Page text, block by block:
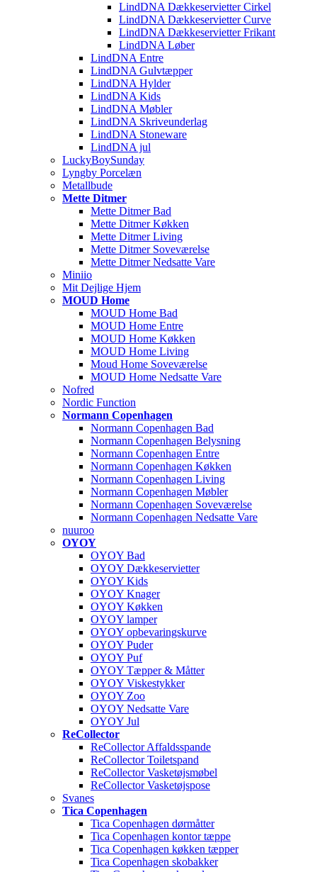
LindDNA Dækkeservietter Cirkel
LindDNA Dækkeservietter Curve
LindDNA Dækkeservietter Frikant
LindDNA Løber
LindDNA Entre
LindDNA Gulvtæpper
LindDNA Hylder
LindDNA Kids
LindDNA Møbler
LindDNA Skriveunderlag
LindDNA Stoneware
LindDNA jul
LuckyBoySunday
Lyngby Porcelæn
Metallbude
Mette Ditmer
Mette Ditmer Bad
Mette Ditmer Køkken
Mette Ditmer Living
Mette Ditmer Soveværelse
Mette Ditmer Nedsatte Vare
Miniio
Mit Dejlige Hjem
MOUD Home
MOUD Home Bad
MOUD Home Entre
MOUD Home Køkken
MOUD Home Living
Moud Home Soveværelse
MOUD Home Nedsatte Vare
Nofred
Nordic Function
Normann Copenhagen
Normann Copenhagen Bad
Normann Copenhagen Belysning
Normann Copenhagen Entre
Normann Copenhagen Køkken
Normann Copenhagen Living
Normann Copenhagen Møbler
Normann Copenhagen Soveværelse
Normann Copenhagen Nedsatte Vare
nuuroo
OYOY
OYOY Bad
OYOY Dækkeservietter
OYOY Kids
OYOY Knager
OYOY Køkken
OYOY lamper
OYOY opbevaringskurve
OYOY Puder
OYOY Puf
OYOY Tæpper & Måtter
OYOY Viskestykker
OYOY Zoo
OYOY Nedsatte Vare
OYOY Jul
ReCollector
ReCollector Affaldsspande
ReCollector Toiletspand
ReCollector Vasketøjsmøbel
ReCollector Vasketøjspose
Svanes
Tica Copenhagen
Tica Copenhagen dørmåtter
Tica Copenhagen kontor tæppe
Tica Copenhagen køkken tæpper
Tica Copenhagen skobakker